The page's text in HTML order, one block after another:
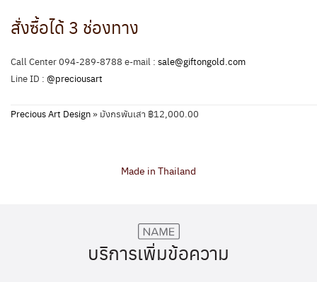
สั่งซื้อได้ 3 ช่องทาง
Call Center 094-289-8788 e-mail : sale@giftongold.com
Line ID : @preciousart
Precious Art Design» มังกรพันเสา ฿12,000.00
Made in Thailand
บริการเพิ่มข้อความ